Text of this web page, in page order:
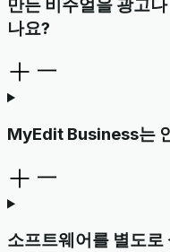
만든 비주얼을 광고
나요?
MyEdit Business는
소프트웨어를 별도로